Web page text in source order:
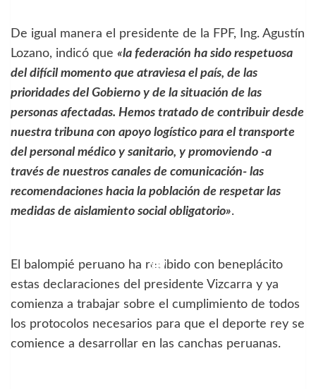
De igual manera el presidente de la FPF, Ing. Agustín
Lozano, indicó que «la federación ha sido respetuosa
del difícil momento que atraviesa el país, de las
prioridades del Gobierno y de la situación de las
personas afectadas. Hemos tratado de contribuir desde
nuestra tribuna con apoyo logístico para el transporte
del personal médico y sanitario, y promoviendo -a
través de nuestros canales de comunicación- las
recomendaciones hacia la población de respetar las
medidas de aislamiento social obligatorio».
El balompié peruano ha recibido con beneplácito
estas declaraciones del presidente Vizcarra y ya
comienza a trabajar sobre el cumplimiento de todos
los protocolos necesarios para que el deporte rey se
comience a desarrollar en las canchas peruanas.